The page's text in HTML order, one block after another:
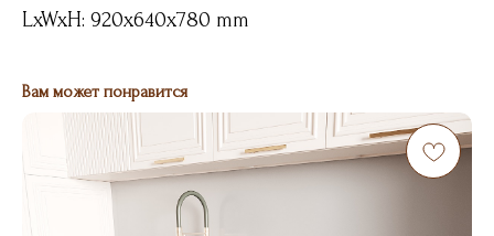
LxWxH: 920x640x780 mm
Вам может понравится